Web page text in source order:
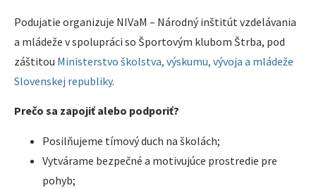
Podujatie organizuje NIVaM – Národný inštitút vzdelávania
a mládeže v spolupráci so Športovým klubom Štrba, pod
záštitou Ministerstvo školstva, výskumu, vývoja a mládeže
Slovenskej republiky.
Prečo sa zapojiť alebo podporiť?
Posilňujeme tímový duch na školách;
Vytvárame bezpečné a motivujúce prostredie pre
pohyb;